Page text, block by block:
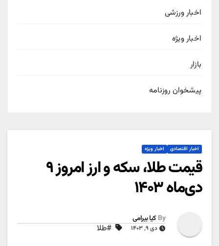
اخبار ورزشی
اخبار ویژه
بازار
پیشخوان روزنامه
اخبار اقتصادی اخبار ویژه
قیمت طلا، سکه و ارز امروز ۹
دی‌ماه ۱۴۰۳
By کیا بیرامی
دی ۹, ۱۴۰۳ #طلا